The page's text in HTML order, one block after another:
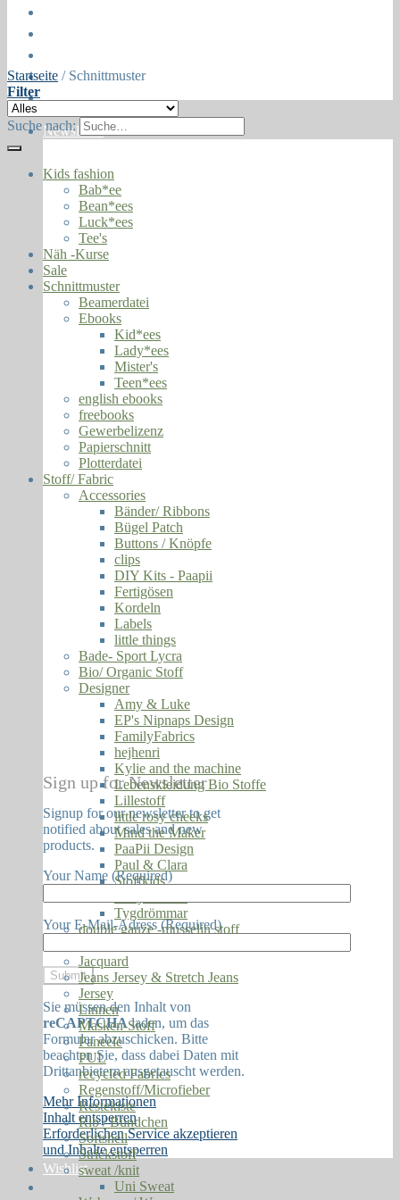
Press
Collaborations
Newsletter
Sign up for Newsletter
Signup for our newsletter to get
notified about sales and new
products.
Your Name (Required)
Your E-Mail-Adress (Required)
Sie müssen den Inhalt von
reCAPTCHAladen, um das
Formular abzuschicken. Bitte
beachten Sie, dass dabei Daten mit
Drittanbietern ausgetauscht werden.
Mehr Informationen
Inhalt entsperren
Erforderlichen Service akzeptieren
und Inhalte entsperren
Wishlist
Startseite /Schnittmuster
Filter
Suche nach:
Kids fashion
Bab*ee
Bean*ees
Luck*ees
Tee's
Näh -Kurse
Sale
Schnittmuster
Beamerdatei
Ebooks
Kid*ees
Lady*ees
Mister's
Teen*ees
english ebooks
freebooks
Gewerbelizenz
Papierschnitt
Plotterdatei
Stoff/ Fabric
Accessories
Bänder/ Ribbons
Bügel Patch
Buttons / Knöpfe
clips
DIY Kits - Paapii
Fertigösen
Kordeln
Labels
little things
Bade- Sport Lycra
Bio/ Organic Stoff
Designer
Amy & Luke
EP's Nipnaps Design
FamilyFabrics
hejhenri
Kylie and the machine
Lebenskleidung Bio Stoffe
Lillestoff
little rosy cheeks
Mind the Maker
PaaPii Design
Paul & Clara
Stoffkids
Tygdrömmar
double gauze -musselin stoff
Jacquard
Jeans Jersey & Stretch Jeans
Jersey
Linnen
Masken-Stoff
Paneele
PUL
recycled Fabrics
Regenstoff/Microfieber
Restekiste
Rib / Bündchen
Softshell
Strickstoff
sweat /knit
Uni Sweat